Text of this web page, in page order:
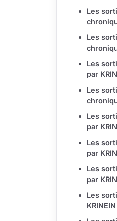
Les
Les
Les
par
Les
Les
par
Les
par
Les
par
Les
KRINEIN